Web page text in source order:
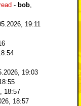
- bob
19:11
19:03
18:57
18:57